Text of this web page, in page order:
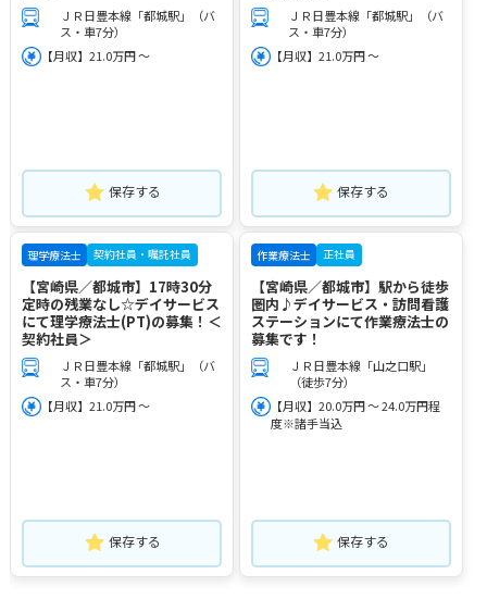
ＪＲ日豊本線「都城駅」（バ
ス・車7分）
【月収】21.0万円 ～
保存する
ＪＲ日豊本線「都城駅」（バ
ス・車7分）
【月収】21.0万円 ～
保存する
理学療法士 契約社員・嘱託社員
【宮崎県／都城市】17時30分
定時の残業なし☆デイサービス
にて理学療法士(PT)の募集！＜
契約社員＞
ＪＲ日豊本線「都城駅」（バ
ス・車7分）
【月収】21.0万円 ～
保存する
作業療法士 正社員
【宮崎県／都城市】駅から徒歩
圏内♪デイサービス・訪問看護
ステーションにて作業療法士の
募集です！
ＪＲ日豊本線「山之口駅」
（徒歩7分）
【月収】20.0万円 ～ 24.0万円程
度※諸手当込
保存する